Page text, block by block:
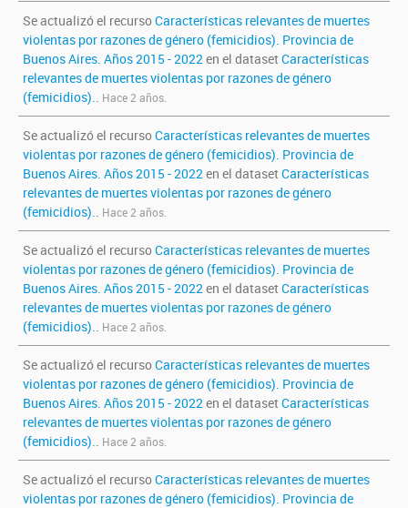
Se actualizó el recursoCaracterísticas relevantes de muertes
violentas por razones de género (femicidios). Provincia de
Buenos Aires. Años 2015 - 2022en el dataset Características
relevantes de muertes violentas por razones de género
(femicidios).. Hace 2 años.
Se actualizó el recursoCaracterísticas relevantes de muertes
violentas por razones de género (femicidios). Provincia de
Buenos Aires. Años 2015 - 2022en el dataset Características
relevantes de muertes violentas por razones de género
(femicidios).. Hace 2 años.
Se actualizó el recursoCaracterísticas relevantes de muertes
violentas por razones de género (femicidios). Provincia de
Buenos Aires. Años 2015 - 2022en el dataset Características
relevantes de muertes violentas por razones de género
(femicidios).. Hace 2 años.
Se actualizó el recursoCaracterísticas relevantes de muertes
violentas por razones de género (femicidios). Provincia de
Buenos Aires. Años 2015 - 2022en el dataset Características
relevantes de muertes violentas por razones de género
(femicidios).. Hace 2 años.
Se actualizó el recursoCaracterísticas relevantes de muertes
violentas por razones de género (femicidios). Provincia de